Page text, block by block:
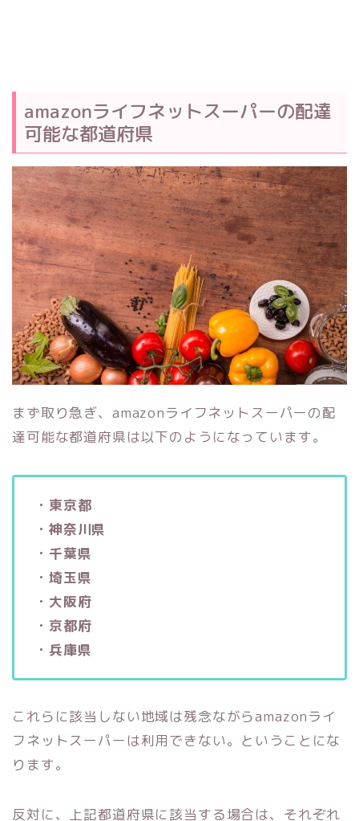
amazonライフネットスーパーの配達
可能な都道府県
まず取り急ぎ、amazonライフネットスーパーの配
達可能な都道府県は以下のようになっています。
・東京都
・神奈川県
・千葉県
・埼玉県
・大阪府
・京都府
・兵庫県
これらに該当しない地域は残念ながらamazonライ
フネットスーパーは利用できない。ということにな
ります。
反対に、上記都道府県に該当する場合は、それぞれ